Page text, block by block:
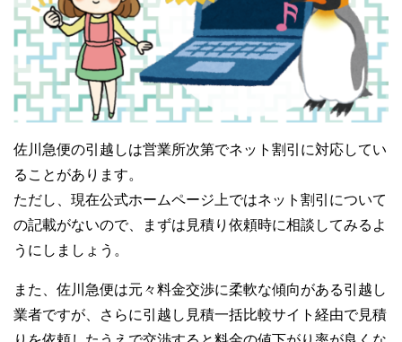
佐川急便の引越しは営業所次第でネット割引に対応してい
ることがあります。
ただし、現在公式ホームページ上ではネット割引について
の記載がないので、まずは見積り依頼時に相談してみるよ
うにしましょう。
また、佐川急便は元々料金交渉に柔軟な傾向がある引越し
業者ですが、さらに引越し見積一括比較サイト経由で見積